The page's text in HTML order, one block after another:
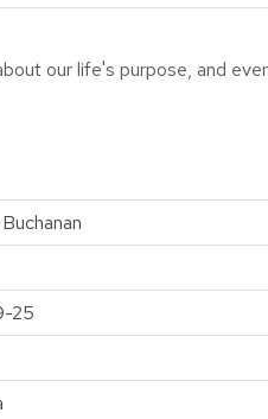
our life's purpose, and
25